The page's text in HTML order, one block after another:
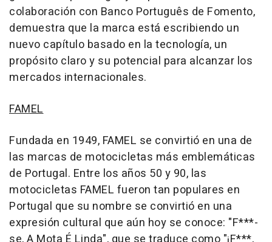
colaboración con Banco Português de Fomento,
demuestra que la marca está escribiendo un
nuevo capítulo basado en la tecnología, un
propósito claro y su potencial para alcanzar los
mercados internacionales.
FAMEL
Fundada en 1949, FAMEL se convirtió en una de
las marcas de motocicletas más emblemáticas
de Portugal. Entre los años 50 y 90, las
motocicletas FAMEL fueron tan populares en
Portugal que su nombre se convirtió en una
expresión cultural que aún hoy se conoce: "F***-